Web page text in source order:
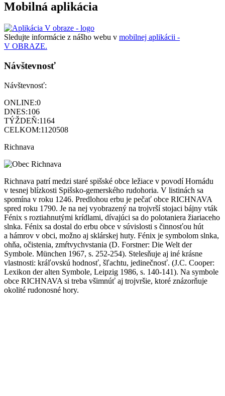
Mobilná aplikácia
Sledujte informácie z nášho webu v mobilnej aplikácii -
V OBRAZE.
Návštevnosť
Návštevnosť:
ONLINE:0
DNES:106
TÝŽDEŇ:1164
CELKOM:1120508
Richnava
Richnava patrí medzi staré spišské obce ležiace v povodí Hornádu
v tesnej blízkosti Spišsko-gemerského rudohoria. V listinách sa
spomína v roku 1246. Predlohou erbu je pečať obce RICHNAVA
spred roku 1790. Je na nej vyobrazený na trojvrší stojaci bájny vták
Fénix s roztiahnutými krídlami, dívajúci sa do polotaniera žiariaceho
slnka. Fénix sa dostal do erbu obce v súvislosti s činnosťou hút
a hámrov v obci, možno aj sklárskej huty. Fénix je symbolom slnka,
ohňa, očistenia, zmŕtvychvstania (D. Forstner: Die Welt der
Symbole. München 1967, s. 252-254). Stelesňuje aj iné krásne
vlastnosti: kráľovskú hodnosť, šľachtu, jedinečnosť. (J.C. Cooper:
Lexikon der alten Symbole, Leipzig 1986, s. 140-141). Na symbole
obce RICHNAVA si treba všimnúť aj trojvršie, ktoré znázorňuje
okolité rudonosné hory.